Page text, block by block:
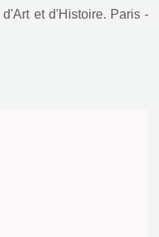
d'Art et d'Histoire. Paris-